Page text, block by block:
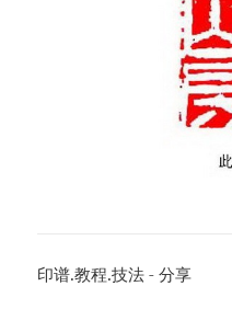
印谱.教程.技法 - 分享